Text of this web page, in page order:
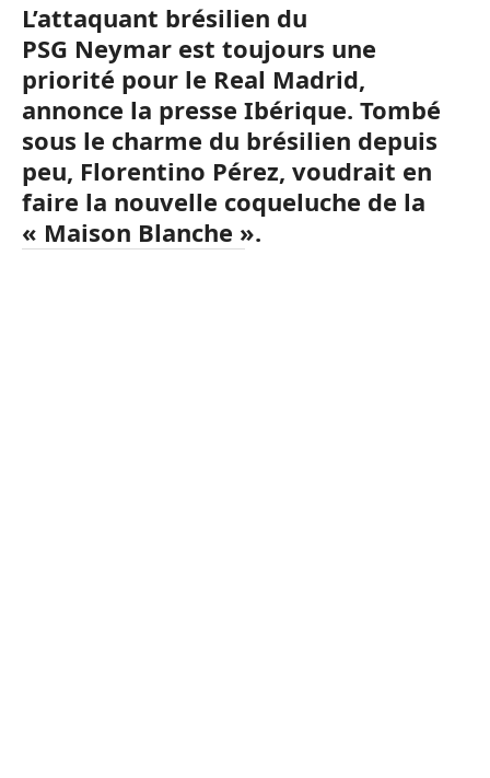
L’attaquant brésilien du
PSG Neymar est toujours une
priorité pour le Real Madrid,
annonce la presse Ibérique. Tombé
sous le charme du brésilien depuis
peu, Florentino Pérez, voudrait en
faire la nouvelle coqueluche de la
« Maison Blanche ».